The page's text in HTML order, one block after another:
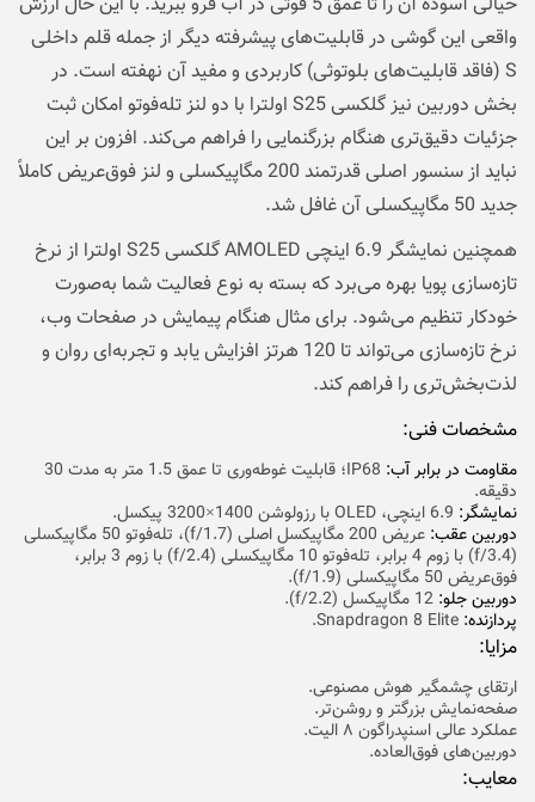
واقعی این گوشی در قابلیت‌های پیشرفته‌ دیگر از جمله قلم داخلی
S (فاقد قابلیت‌های بلوتوثی) کاربردی و مفید آن نهفته است. در
بخش دوربین نیز گلکسی S25 اولترا با دو لنز تله‌فوتو امکان ثبت
جزئیات دقیق‌تری هنگام بزرگنمایی را فراهم می‌کند. افزون بر این
نباید از سنسور اصلی قدرتمند 200 مگاپیکسلی و لنز فوق‌عریض کاملاً
جدید 50 مگاپیکسلی آن غافل شد.
همچنین نمایشگر 6.9 اینچی AMOLED گلکسی S25 اولترا از نرخ
تازه‌سازی پویا بهره می‌برد که بسته به نوع فعالیت شما به‌صورت
خودکار تنظیم می‌شود. برای مثال هنگام پیمایش در صفحات وب،
نرخ تازه‌سازی می‌تواند تا 120 هرتز افزایش یابد و تجربه‌ای روان و
لذت‌بخش‌تری را فراهم کند.
مشخصات فنی:
مقاومت در برابر آب:
IP68؛ قابلیت غوطه‌وری تا عمق 1.5 متر به مدت 30
دقیقه.
نمایشگر:
دوربین عقب:‌
عریض 200 مگاپیکسل اصلی (f/1.7)، تله‌فوتو 50 مگاپیکسلی
(f/3.4) با زوم 4 برابر، تله‌فوتو 10 مگاپیکسلی (f/2.4) با زوم 3 برابر،
فوق‌‌عریض 50 مگاپیکسلی (f/1.9).
دوربین جلو:
پردازنده:
مزایا:
ارتقای چشمگیر هوش مصنوعی.
صفحه‌نمایش بزرگتر و روشن‌تر.
عملکرد عالی اسنپدراگون ۸ الیت.
دوربین‌های فوق‌العاده.
معایب: